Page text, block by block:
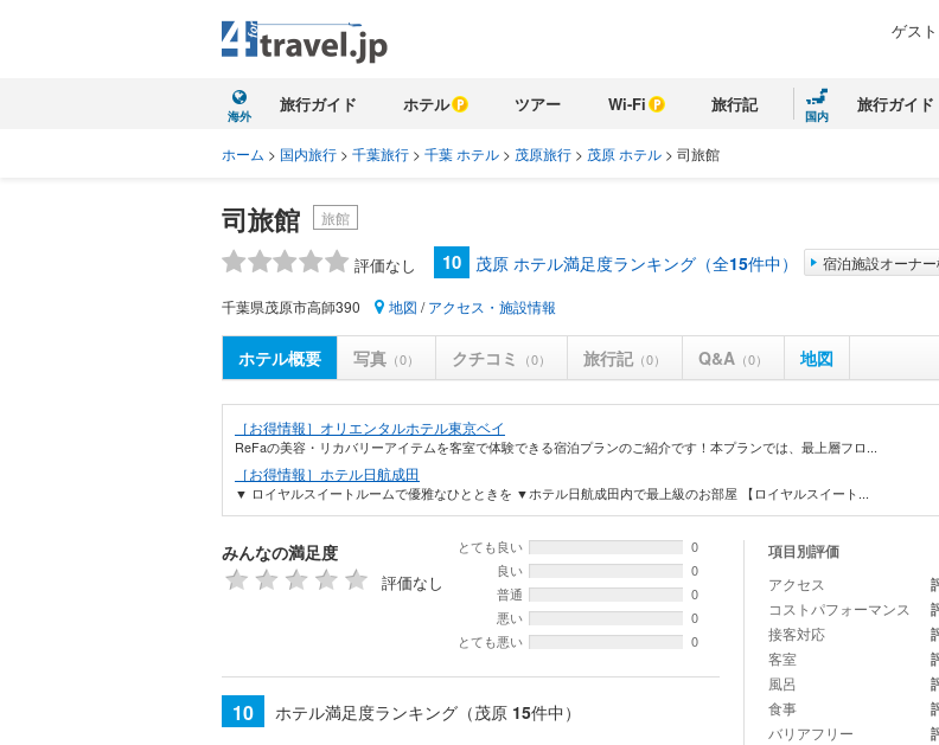
ゲス
海外
旅行ガイド ホテル ツアー Wi-Fi 旅行記
国内
旅行ガイド
ホーム > 国内旅行 > 千葉旅行 > 千葉 ホテル > 茂原旅行 > 茂原 ホテル > 司旅館
司旅館 旅館
評価なし 10 茂原 ホテル満足度ランキング（全15件中） 宿泊施設オーナ
千葉県茂原市高師390 地図 /アクセス・施設情報
ホテル概要 写真 （0） クチコミ （0） 旅行記（0） Q&A （0） 地図
［お得情報］オリエンタルホテル東京ベイ
ReFaの美容・リカバリーアイテムを客室で体験できる宿泊プランのご紹介です！本プランでは、最上層フロ...
［お得情報］ホテル日航成田
▼ ロイヤルスイートルームで優雅なひとときを ▼ホテル日航成田内で最上級のお部屋 【ロイヤルスイート...
みんなの満足度
評価なし
とても良い
0
良い
0
普通
0
悪い
0
とても悪い
0
10 ホテル満足度ランキング（茂原 15件中）
項目別評価
アクセス
コストパフォーマンス
接客対応
客室
風呂
食事
バリアフリー